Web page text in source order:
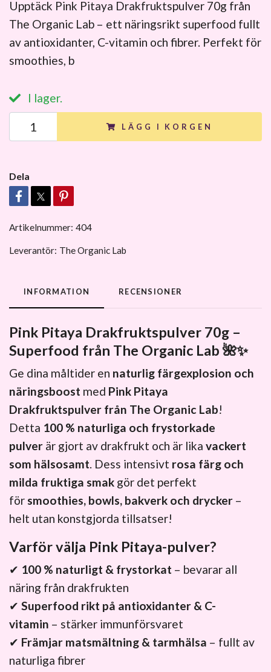
Upptäck Pink Pitaya Drakfruktspulver 70g från
The Organic Lab – ett näringsrikt superfood fullt
av antioxidanter, C-vitamin och fibrer. Perfekt för
smoothies, b
I lager.
LÄGG I KORGEN
Dela
Artikelnummer: 404
Leverantör: The Organic Lab
INFORMATION RECENSIONER
Pink Pitaya Drakfruktspulver 70g –
Superfood från The Organic Lab 🌺✨
Ge dina måltider en naturlig färgexplosion och
näringsboost med Pink Pitaya
Drakfruktspulver från The Organic Lab!
Detta 100 % naturliga och frystorkade
pulver är gjort av drakfrukt och är lika vackert
som hälsosamt . Dess intensivt rosa färg och
milda fruktiga smak gör det perfekt
för smoothies, bowls, bakverk och drycker –
helt utan konstgjorda tillsatser!
Varför välja Pink Pitaya-pulver?
✔ 100 % naturligt & frystorkat – bevarar all
näring från drakfrukten
✔ Superfood rikt på antioxidanter & C-
vitamin – stärker immunförsvaret
✔ Främjar matsmältning & tarmhälsa – fullt av
naturliga fibrer